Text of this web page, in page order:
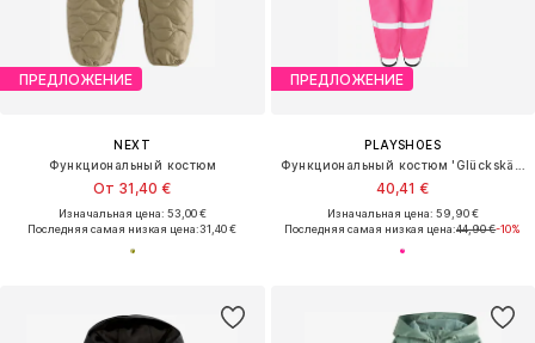
ПРЕДЛОЖЕНИЕ
NEXT
Функциональный костюм
От 31,40 €
Изначальная цена: 53,00 €
Последняя самая низкая цена:31,40 €
ПРЕДЛОЖЕНИЕ
PLAYSHOES
40,41 €
Изначальная цена: 59,90 €
Последняя самая низкая цена:44,90 €-10%